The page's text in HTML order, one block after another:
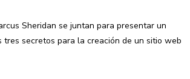
Sheridan se juntan para presentar un
tres secretos para la creación de un sitio web